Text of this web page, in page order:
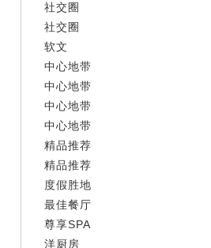
社交圈
社交圈
软文
中心地带
中心地带
中心地带
中心地带
精品推荐
精品推荐
度假胜地
最佳餐厅
尊享SPA
洋厨房